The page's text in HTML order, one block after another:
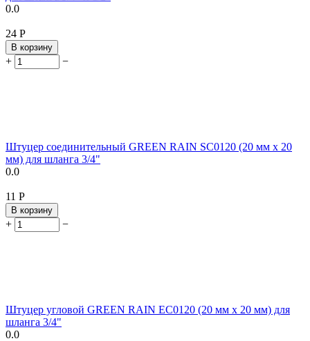
0.0
‍24‍ Р
В корзину
+ −
Штуцер соединительный GREEN RAIN SC0120 (20 мм x 20
мм) для шланга 3/4"
0.0
‍11‍ Р
В корзину
+ −
Штуцер угловой GREEN RAIN EC0120 (20 мм x 20 мм) для
шланга 3/4"
0.0